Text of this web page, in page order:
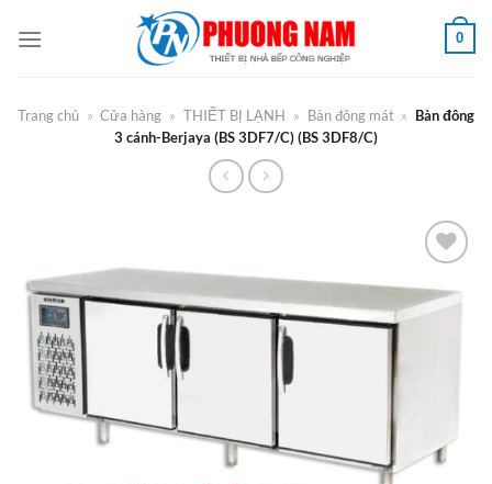
qua
0
Trang chủ » Cửa hàng » THIẾT BỊ LẠNH » Bàn đông mát » Bàn đông
3 cánh-Berjaya (BS 3DF7/C) (BS 3DF8/C)
Add to
Wishlist